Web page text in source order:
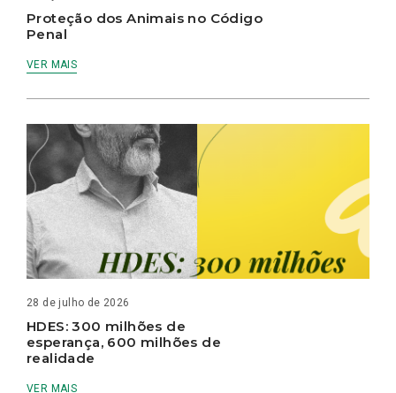
Proteção dos Animais no Código
Penal
VER MAIS
28 de julho de 2026
HDES: 300 milhões de
esperança, 600 milhões de
realidade
VER MAIS